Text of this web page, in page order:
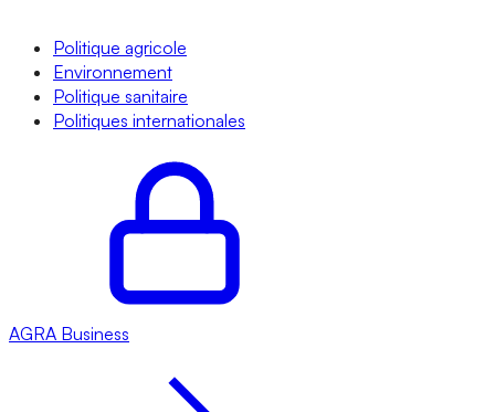
Politique agricole
Environnement
Politique sanitaire
Politiques internationales
AGRA Business